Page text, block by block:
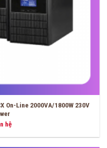
On-Line 2000VA/1800W 230V
hệ